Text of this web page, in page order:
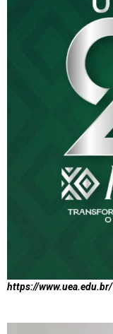
https://www.uea.edu.br/